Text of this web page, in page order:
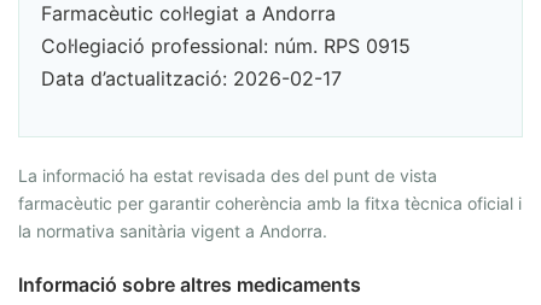
Farmacèutic col·legiat a Andorra
Col·legiació professional: núm. RPS 0915
Data d’actualització: 2026-02-17
La informació ha estat revisada des del punt de vista
farmacèutic per garantir coherència amb la fitxa tècnica oficial i
la normativa sanitària vigent a Andorra.
Informació sobre altres medicaments